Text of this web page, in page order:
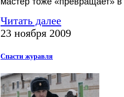
Читать далее
23 ноября 2009
Спасти журавля